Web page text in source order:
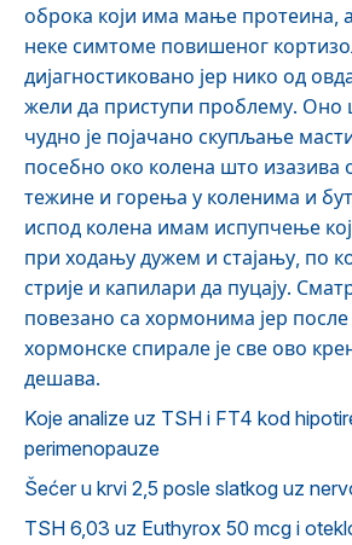
оброка који има мање протеина,
неке симтоме повишеног
дијагностиковано јер нико од
жели да приступи проблему. Оно
чудно је појачано скупљање
посебно око колена што изазива
тежине и горења у коленима и
испод колена имам испупчење
при ходању дужем и стајању, по
стрије и капилари да пуцају.
повезано са хормонима јер
хормонске спирале је све ово
дешава.
Koje analize uz TSH i FT4 kod
perimenopauze
Šećer u krvi 2,5 posle slatkog uz
TSH 6,03 uz Euthyrox 50 mcg i